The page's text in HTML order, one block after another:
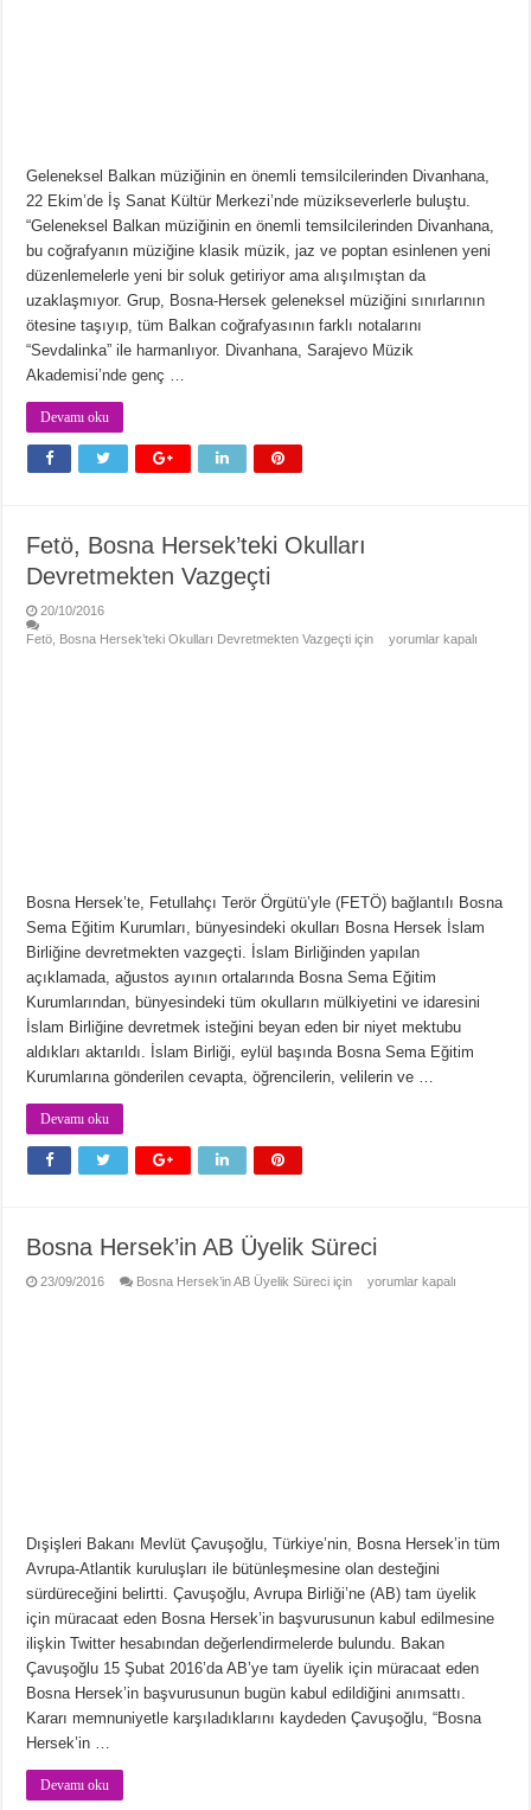
Geleneksel Balkan müziğinin en önemli temsilcilerinden Divanhana,
22 Ekim’de İş Sanat Kültür Merkezi’nde müzikseverlerle buluştu.
“Geleneksel Balkan müziğinin en önemli temsilcilerinden Divanhana,
bu coğrafyanın müziğine klasik müzik, jaz ve poptan esinlenen yeni
düzenlemelerle yeni bir soluk getiriyor ama alışılmıştan da
uzaklaşmıyor. Grup, Bosna-Hersek geleneksel müziğini sınırlarının
ötesine taşıyıp, tüm Balkan coğrafyasının farklı notalarını
“Sevdalinka” ile harmanlıyor. Divanhana, Sarajevo Müzik
Akademisi’nde genç …
Devamı oku
Fetö, Bosna Hersek’teki Okulları
Devretmekten Vazgeçti
20/10/2016
Fetö, Bosna Hersek’teki Okulları Devretmekten Vazgeçti için
yorumlar kapalı
Bosna Hersek’te, Fetullahçı Terör Örgütü’yle (FETÖ) bağlantılı Bosna
Sema Eğitim Kurumları, bünyesindeki okulları Bosna Hersek İslam
Birliğine devretmekten vazgeçti. İslam Birliğinden yapılan
açıklamada, ağustos ayının ortalarında Bosna Sema Eğitim
Kurumlarından, bünyesindeki tüm okulların mülkiyetini ve idaresini
İslam Birliğine devretmek isteğini beyan eden bir niyet mektubu
aldıkları aktarıldı. İslam Birliği, eylül başında Bosna Sema Eğitim
Kurumlarına gönderilen cevapta, öğrencilerin, velilerin ve …
Devamı oku
Bosna Hersek’in AB Üyelik Süreci
23/09/2016 Bosna Hersek’in AB Üyelik Süreci için yorumlar kapalı
Dışişleri Bakanı Mevlüt Çavuşoğlu, Türkiye’nin, Bosna Hersek’in tüm
Avrupa-Atlantik kuruluşları ile bütünleşmesine olan desteğini
sürdüreceğini belirtti. Çavuşoğlu, Avrupa Birliği’ne (AB) tam üyelik
için müracaat eden Bosna Hersek’in başvurusunun kabul edilmesine
ilişkin Twitter hesabından değerlendirmelerde bulundu. Bakan
Çavuşoğlu 15 Şubat 2016’da AB’ye tam üyelik için müracaat eden
Bosna Hersek’in başvurusunun bugün kabul edildiğini anımsattı.
Kararı memnuniyetle karşıladıklarını kaydeden Çavuşoğlu, “Bosna
Hersek’in …
Devamı oku